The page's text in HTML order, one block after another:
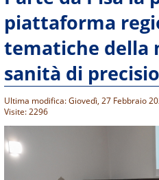
piattaforma
tematiche della
sanità di
Ultima modifica: Giovedì, 27 Febbraio
Visite: 2296